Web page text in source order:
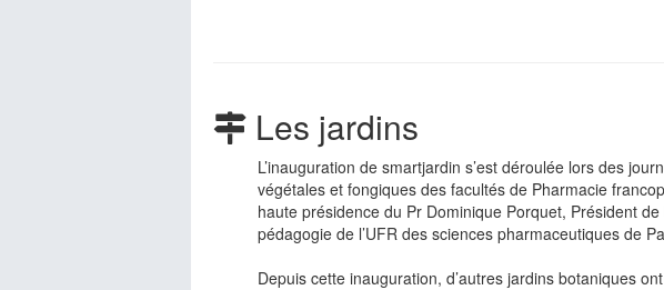
Les jardins
L’inauguration de smartjardin s’est déroulée lors des
végétales et fongiques des facultés de Pharmacie
haute présidence du Pr Dominique Porquet, Président
pédagogie de l’UFR des sciences pharmaceutiques de
Depuis cette inauguration, d’autres jardins botaniques